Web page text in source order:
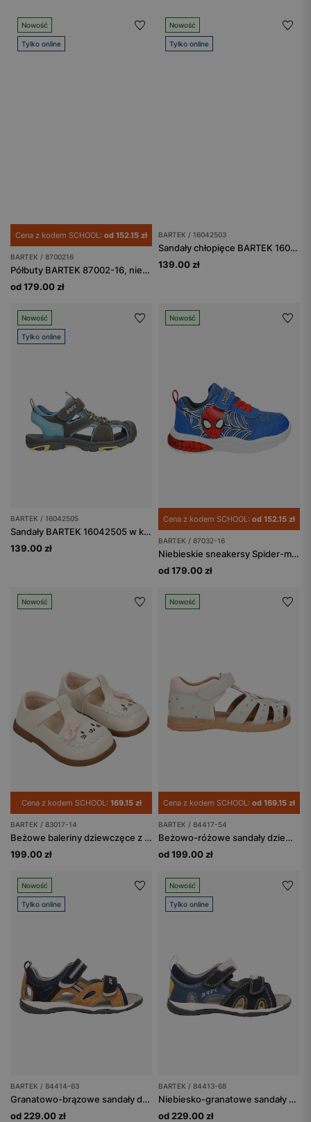
Nowość
Tylko online
Cena z kodem SCHOOL: od 152.15 zł
BARTEK / 8700216
Półbuty BARTEK 87002-16, niebiesko-granatowy
od 179.00 zł
Nowość
Tylko online
BARTEK / 16042503
Sandały chłopięce BARTEK 16042503 granatowe, zapinane na rzepy
139.00 zł
Nowość
Tylko online
BARTEK / 16042505
Sandały BARTEK 16042505 w kolorze szaro-niebieskim z żółtymi akcentami
139.00 zł
Nowość
Cena z kodem SCHOOL: od 152.15 zł
BARTEK / 87032-16
Niebieskie sneakersy Spider-man BARTEK 87032-16
od 179.00 zł
Nowość
Cena z kodem SCHOOL: 169.15 zł
BARTEK / 83017-14
Beżowe baleriny dziewczęce z kotkiem BARTEK 83017-14
199.00 zł
Nowość
Cena z kodem SCHOOL: od 169.15 zł
BARTEK / 84417-54
Beżowo-różowe sandały dziewczęce z motywem kwiatowym BARTEK 84417-54
od 199.00 zł
Nowość
Tylko online
BARTEK / 84414-63
Granatowo-brązowe sandały dziecięce z naturalnej skóry BARTEK 84414-63
od 229.00 zł
Nowość
Tylko online
BARTEK / 84413-68
Niebiesko-granatowe sandały dziecięce z żółtymi wstawkami BARTEK 84413-68
od 229.00 zł